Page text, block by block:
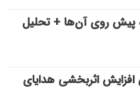
روی آن‌ها + تحلیل
افزایش اثربخشی هدایای